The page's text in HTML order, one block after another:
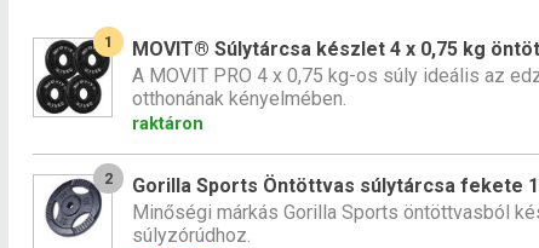
1
MOVIT® Súlytárcsa készlet 4 x 0,75 kg
A MOVIT PRO 4 x 0,75 kg-os súly ideális az
otthonának kényelmében.
raktáron
2
Gorilla Sports Öntöttvas súlytárcsa fekete
Minőségi márkás Gorilla Sports öntöttvasból
súlyzórúdhoz.